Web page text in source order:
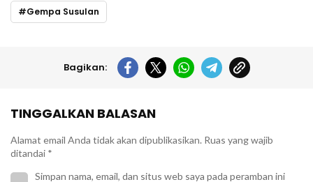
Gempa Susulan
Bagikan:
TINGGALKAN BALASAN
Alamat email Anda tidak akan dipublikasikan. Ruas yang wajib
ditandai *
Simpan nama, email, dan situs web saya pada peramban ini